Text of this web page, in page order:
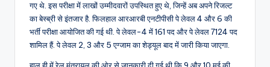
गए थे. इस परीक्षा में लाखों उम्मीदवारों उपस्थित हुए थे, जिन्हें अब अपने रिजल्ट
का बेस्ब्री से इंतजार है. फिलहाल आरआरबी एनटीपीसी पे लेवल 4 और 6 की
भर्ती परीक्षा आयोजित की गई थी. पे लेवल-4 में 161 पद और पे लेवल 7124 पद
शामिल हैं. पे लेवल 2, 3 और 5 एग्जाम का शेड्यूल बाद में जारी किया जाएगा.